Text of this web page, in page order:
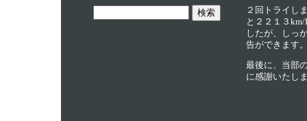
２回トライし
と２２１３
したが、しっ
告ができます
最後に、当部
に感謝いたし